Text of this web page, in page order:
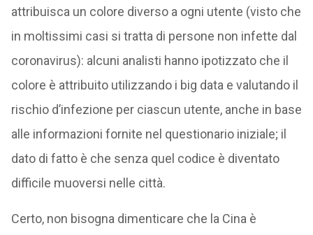
attribuisca un colore diverso a ogni utente (visto che
in moltissimi casi si tratta di persone non infette dal
coronavirus): alcuni analisti hanno ipotizzato che il
colore è attribuito utilizzando i big data e valutando il
rischio d’infezione per ciascun utente, anche in base
alle informazioni fornite nel questionario iniziale; il
dato di fatto è che senza quel codice è diventato
difficile muoversi nelle città.
Certo, non bisogna dimenticare che la Cina è